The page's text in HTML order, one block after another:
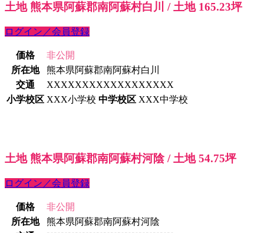
土地 熊本県阿蘇郡南阿蘇村白川 / 土地 165.23坪
ログイン／会員登録
価格
非公開
所在地
熊本県阿蘇郡南阿蘇村白川
交通
XXXXXXXXXXXXXXXXXX
小学校区 XXX小学校 中学校区 XXX中学校
土地 熊本県阿蘇郡南阿蘇村河陰 / 土地 54.75坪
ログイン／会員登録
価格
非公開
所在地
熊本県阿蘇郡南阿蘇村河陰